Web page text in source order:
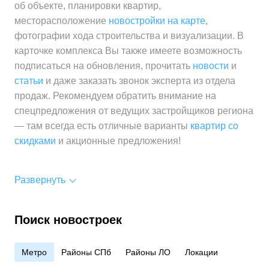
об объекте, планировки квартир,
месторасположение новостройки на карте,
фотографии хода строительства и визуализации. В
карточке комплекса Вы также имеете возможность
подписаться на обновления, прочитать новости и
статьи и даже заказать звонок эксперта из отдела
продаж. Рекомендуем обратить внимание на
спецпредложения от ведущих застройщиков региона
— там всегда есть отличные варианты квартир со
скидками и акционные предложения!
Развернуть
Поиск новостроек
Метро Районы СПб Районы ЛО Локации